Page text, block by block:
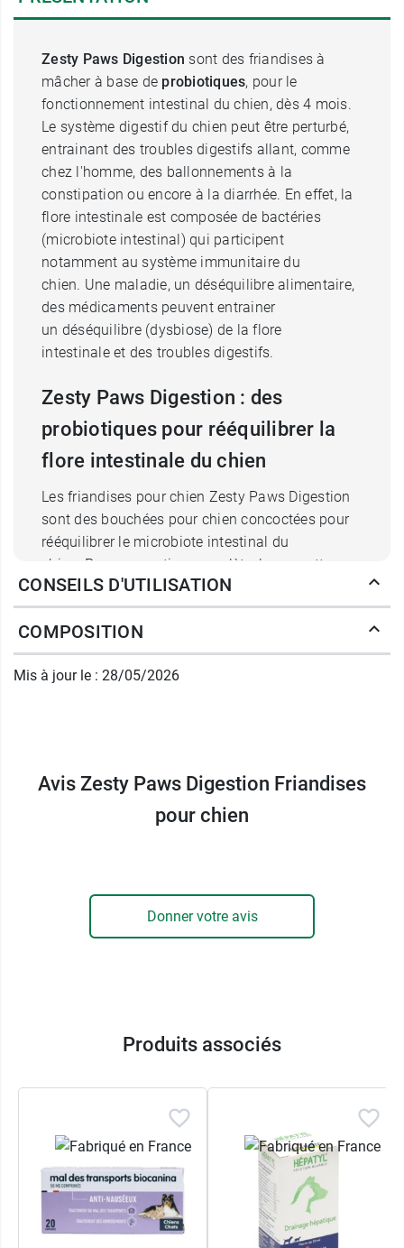
Zesty Paws Digestion sont des friandises à
mâcher à base de probiotiques, pour le
fonctionnement intestinal du chien, dès 4 mois.
Le système digestif du chien peut être perturbé,
entrainant des troubles digestifs allant, comme
chez l'homme, des ballonnements à la
constipation ou encore à la diarrhée. En effet, la
flore intestinale est composée de bactéries
(microbiote intestinal) qui participent
notamment au système immunitaire du
chien. Une maladie, un déséquilibre alimentaire,
des médicaments peuvent entrainer
un déséquilibre (dysbiose) de la flore
intestinale et des troubles digestifs.
Zesty Paws Digestion : des
probiotiques pour rééquilibrer la
flore intestinale du chien
Les friandises pour chien Zesty Paws Digestion
sont des bouchées pour chien concoctées pour
rééquilibrer le microbiote intestinal du
chien. Pour une action complète, leur recette
inclut des prébiotiques, des probiotiques et des
postbiotiques. Lesfructo-oligosaccharides
(FOS)constitués de deux sucres : le glucose et le
fructose, constituent une source deprébiotiques
qui vont se charger de nourrir les bonnes
est unprobiotiquequi contribue à soutenir une
fonction intestinale normale. L'EpiCor
fonctionnement du système immunitaire et à
l'équilibre de la flore intestinale.
muqueuse intestinale de votre chien. Mais ce
Paws Digestion sont également de délicieuses
bouchées à base depotiron
pommes de terre, le tout rehaussé d'une
pointe de romarin, afin d'en faire desfriandises
premiumqui sauront faire plaisir à votre fidèle
compagnon et le récompenser en toute
circonstance.
CONSEILS D'UTILISATION
COMPOSITION
Mis à jour le : 28/05/2026
Avis Zesty Paws Digestion Friandises
pour chien
Donner votre avis
Produits associés